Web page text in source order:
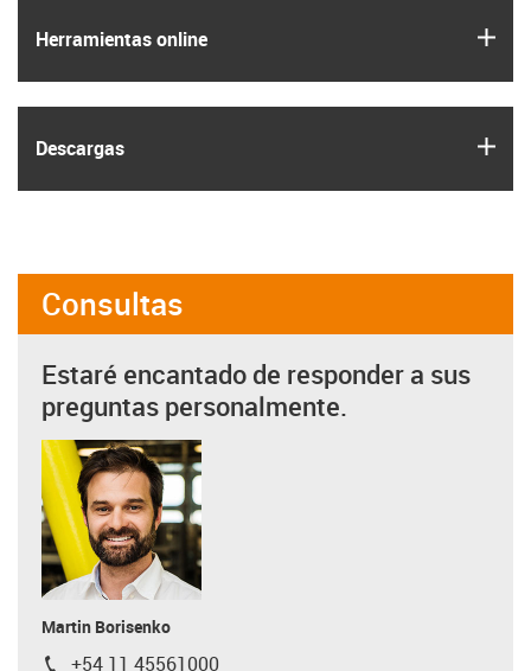
Herramientas online
Descargas
Consultas
Estaré encantado de responder a sus
preguntas personalmente.
Martin Borisenko
+54 11 45561000